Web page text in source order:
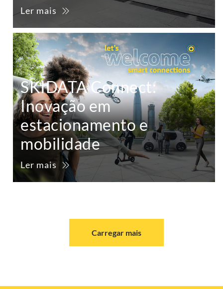
Ler mais
SKIDATA Connect:
Inovação em
estacionamento e
mobilidade
Ler mais
Carregar mais